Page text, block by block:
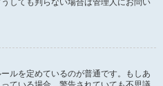
しても判らない場合は管理人にお問い
ルを定めているのが普通です。もしあ